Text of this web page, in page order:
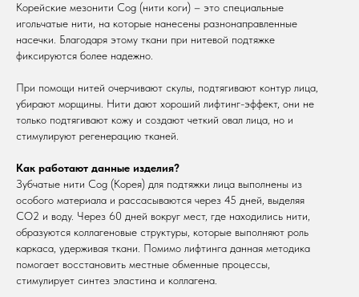
Корейские мезонити Cog (нити коги) – это специальные
игольчатые нити, на которые нанесены разнонаправленные
насечки. Благодаря этому ткани при нитевой подтяжке
фиксируются более надежно.
При помощи нитей очерчивают скулы, подтягивают контур лица,
убирают морщины. Нити дают хороший лифтинг-эффект, они не
только подтягивают кожу и создают четкий овал лица, но и
стимулируют регенерацию тканей.
Как работают данные изделия?
Зубчатые нити Cog (Корея) для подтяжки лица выполнены из
особого материала и рассасываются через 45 дней, выделяя
СО2 и воду. Через 60 дней вокруг мест, где находились нити,
образуются коллагеновые структуры, которые выполняют роль
каркаса, удерживая ткани. Помимо лифтинга данная методика
помогает восстановить местные обменные процессы,
стимулирует синтез эластина и коллагена.